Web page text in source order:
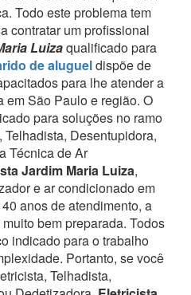
Todo este problema tem
contratar um profissional
Luizaqualificado para
de alugueldispõe de
para lhe atender a
em São Paulo e região. O
para soluções no ramo
Desentupidora,
Técnica de Ar
Jardim Maria Luiza,
e ar condicionado em
anos de atendimento, a
bem preparada. Todos
indicado para o trabalho
Portanto, se você
Telhadista,